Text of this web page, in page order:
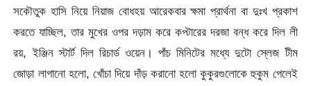
সকৌতুক হাসি নিয়ে নিয়াজ বোধহয় আরেকবার ক্ষমা প্রার্থনা বা দুঃখ প্রকাশ
করতে যাচ্ছিল, তার মুখের ওপর দড়াম করে কপ্টারের দরজা বন্ধ করে দিল লী
রয়, ইঞ্জিন স্টার্ট দিল রিচার্ড ওয়েন। পাঁচ মিনিটের মধ্যে দুটো স্লেজ টীম
জোড়া লাগানো হলো, খোঁচা দিয়ে দাঁড় করানো হলো কুকুরগুলোকে হুকুম পেলেই